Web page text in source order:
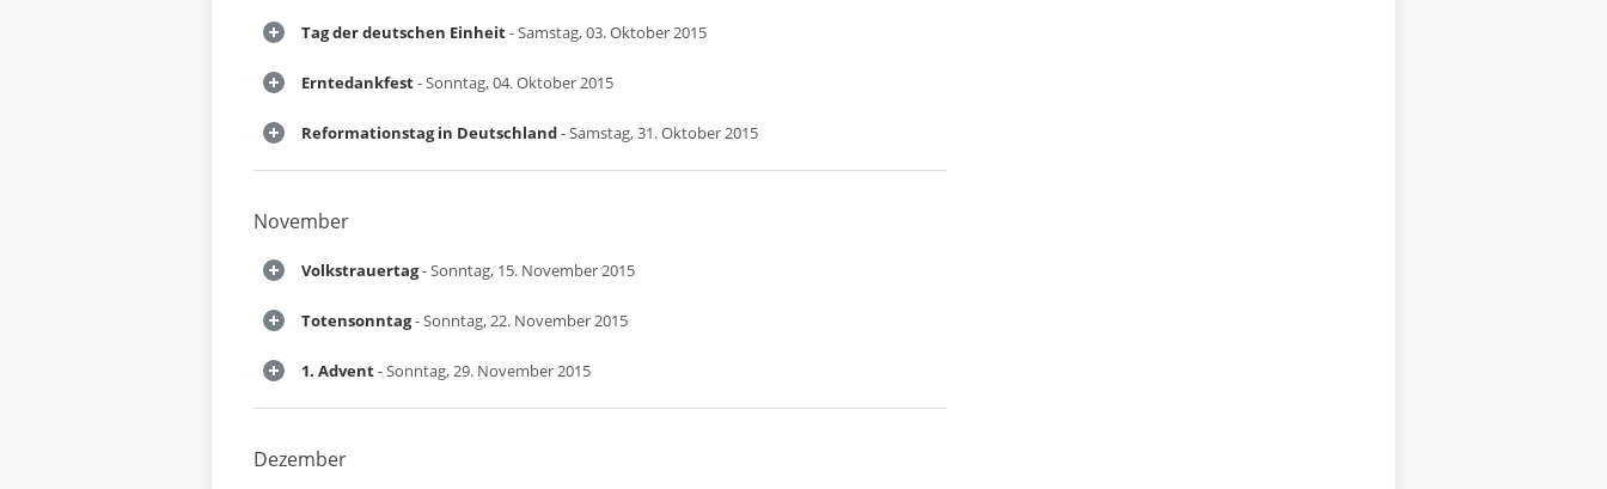
Tag der deutschen Einheit- Samstag, 03. Oktober 2015
Erntedankfest- Sonntag, 04. Oktober 2015
Reformationstag in Deutschland- Samstag, 31. Oktober 2015
November
Volkstrauertag- Sonntag, 15. November 2015
Totensonntag- Sonntag, 22. November 2015
1. Advent- Sonntag, 29. November 2015
Dezember